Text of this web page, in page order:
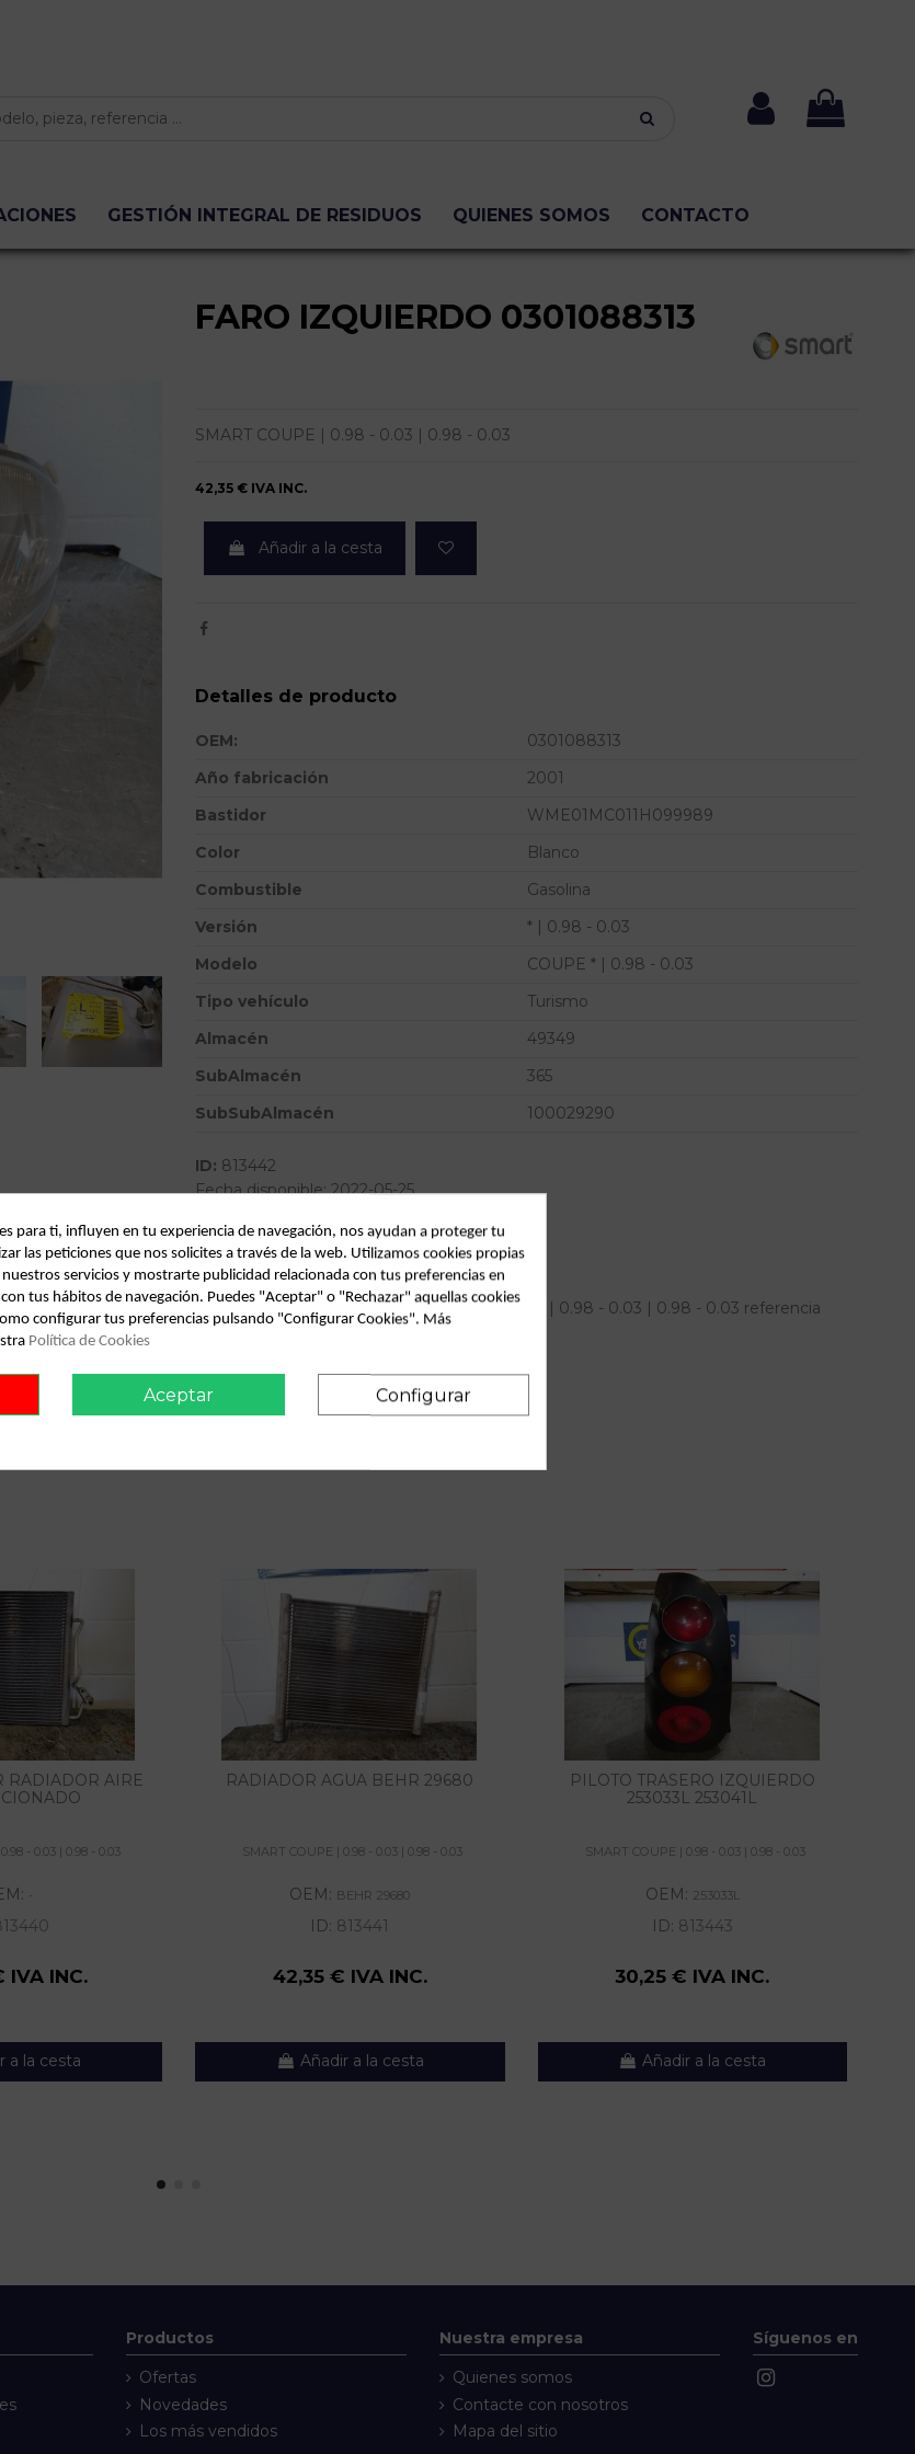
GESTIÓN INTEGRAL DE RESIDUOS QUIENES SOMOS CONTACTO
FARO IZQUIERDO 0301088313
SMART COUPE | 0.98 - 0.03 | 0.98 - 0.03
42,35 € IVA INC.
Añadir a la cesta
Detalles de producto
OEM:
0301088313
Año fabricación
2001
Bastidor
WME01MC011H099989
Color
Blanco
Combustible
Gasolina
Versión
* | 0.98 - 0.03
Modelo
COUPE * | 0.98 - 0.03
Tipo vehículo
Turismo
Almacén
49349
SubAlmacén
365
SubSubAlmacén
100029290
ID: 813442
Fecha disponible: 2022-05-25
Descripción
Recambio de faro izquierdo para smart coupe | 0.98 - 0.03 | 0.98 - 0.03 referencia
OEM IAM 0301088313
RADIADOR AIRE
- 0.03 | 0.98 - 0.03
-
INC.
a la cesta
RADIADOR AGUA BEHR 29680
SMART COUPE | 0.98 - 0.03 | 0.98 - 0.03
OEM: BEHR 29680
ID: 813441
42,35 € IVA INC.
Añadir a la cesta
PILOTO TRASERO IZQUIERDO
253033L 253041L
SMART COUPE | 0.98 - 0.03 | 0.98 - 0.03
OEM: 253033L
ID: 813443
30,25 € IVA INC.
Añadir a la cesta
Productos
Ofertas
Novedades
Los más vendidos
Nuestra empresa
Quienes somos
Contacte con nosotros
Mapa del sitio
Síguenos en
para ti, influyen en tu experiencia de navegación, nos ayudan a proteger tu
las peticiones que nos solicites a través de la web. Utilizamos cookies propias
servicios y mostrarte publicidad relacionada con tus preferencias en
tus hábitos de navegación. Puedes "Aceptar" o "Rechazar" aquellas cookies
configurar tus preferencias pulsando "Configurar Cookies". Más
Política de Cookies
Aceptar Configurar